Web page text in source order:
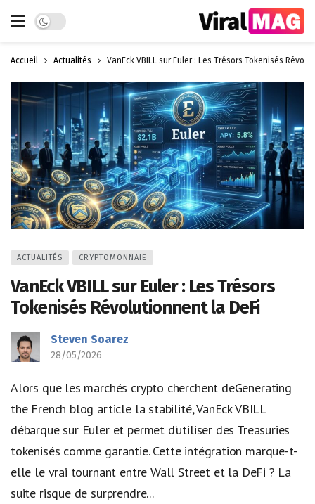
Dark mode
Accueil Actualités VanEck VBILL sur Euler : Les Trésors Tokenisés
ACTUALITÉS CRYPTOMONNAIE
VanEck VBILL sur Euler : Les Trésors
Tokenisés Révolutionnent la DeFi
Steven Soarez
28/05/2026
Alors que les marchés crypto cherchent deGenerating
the French blog article la stabilité, VanEck VBILL
débarque sur Euler et permet d’utiliser des Treasuries
tokenisés comme garantie. Cette intégration marque-t-
elle le vrai tournant entre Wall Street et la DeFi ? La
suite risque de surprendre...